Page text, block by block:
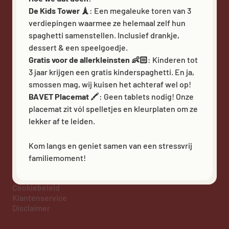
De Kids Tower 🗼 : Een megaleuke toren van 3
verdiepingen waarmee ze helemaal zelf hun
spaghetti samenstellen. Inclusief drankje,
dessert & een speelgoedje.
Gratis voor de allerkleinsten 👶🏻: Kinderen tot
3 jaar krijgen een gratis kinderspaghetti. En ja,
smossen mag, wij kuisen het achteraf wel op!
BAVET Placemat 🖍️: Geen tablets nodig! Onze
placemat zit vól spelletjes en kleurplaten om ze
lekker af te leiden.
Kom langs en geniet samen van een stressvrij
familiemoment!
BAVET Carpet
BAVET Kadet
VOLG ONS
Heb - BE 0597 747 850 - Kortrijksesteenweg 48 bus 5,
9830 Sint-Martens-Latem - info@bavet.eu - Bavet © 2026
Algemene Voorwaarden
Cookiebeleid
Klantenservice
Disclaimer